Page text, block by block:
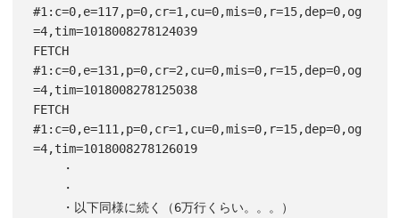
#1:c=0,e=117,p=0,cr=1,cu=0,mis=0,r=15,dep=0,og
=4,tim=1018008278124039
FETCH
#1:c=0,e=131,p=0,cr=2,cu=0,mis=0,r=15,dep=0,og
=4,tim=1018008278125038
FETCH
#1:c=0,e=111,p=0,cr=1,cu=0,mis=0,r=15,dep=0,og
=4,tim=1018008278126019